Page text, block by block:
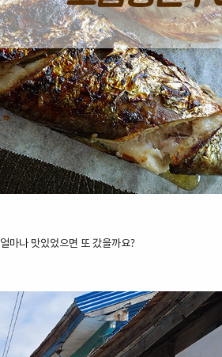
얼마나 맛있었으면 또 갔을까요?